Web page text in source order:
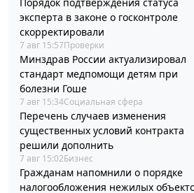
эксперта в законе о госконтроле
скорректировали
7 авг 15:57Проверки
Минздрав России актуализировал
стандарт медпомощи детям при
болезни Гоше
7 авг 15:34Социальная сфера
Перечень случаев изменения
существенных условий контракта
решили дополнить
7 авг 15:02Бизнес
Гражданам напомнили о порядке
налогообложения нежилых